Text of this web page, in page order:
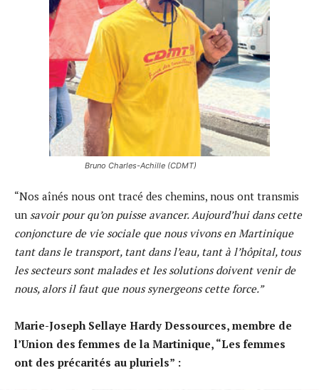
Bruno Charles-Achille (CDMT)
“Nos aînés nous ont tracé des chemins, nous ont transmis
un savoir pour qu’on puisse avancer. Aujourd’hui dans cette
conjoncture de vie sociale que nous vivons en Martinique
tant dans le transport, tant dans l’eau, tant à l’hôpital, tous
les secteurs sont malades et les solutions doivent venir de
nous, alors il faut que nous synergeons cette force.”
Marie-Joseph Sellaye Hardy Dessources, membre de
l’Union des femmes de la Martinique, “Les femmes
ont des précarités au pluriels” :